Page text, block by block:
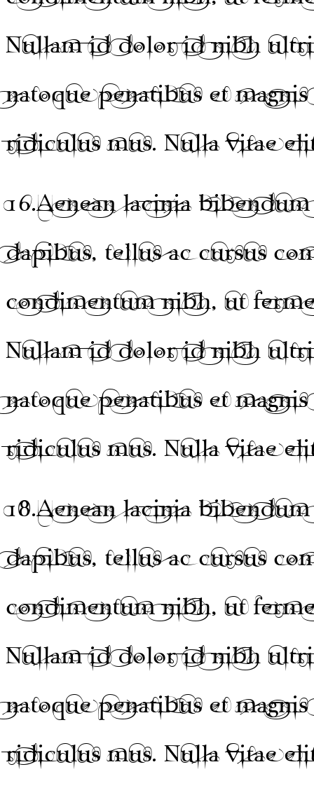
Nullam id dolor id nibh
natoque penatibus et
ridiculus mus. Nulla vitae
16.Aenean lacinia
dapibus, tellus ac cursus
condimentum nibh, ut
Nullam id dolor id nibh
natoque penatibus et
ridiculus mus. Nulla vitae
18.Aenean lacinia
dapibus, tellus ac cursus
condimentum nibh, ut
Nullam id dolor id nibh
natoque penatibus et
ridiculus mus. Nulla vitae